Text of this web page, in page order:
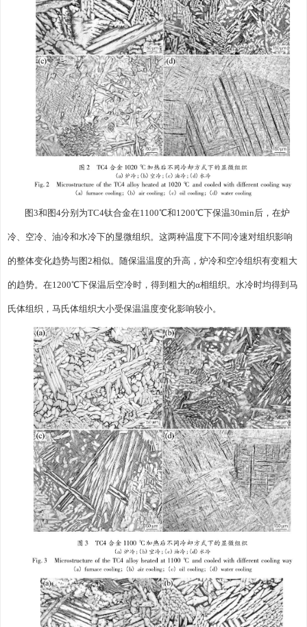
图3和图4分别为TC4钛合金在1100℃和1200℃下保温30min后，在炉
冷、空冷、油冷和水冷下的显微组织。这两种温度下不同冷速对组织影响
的整体变化趋势与图2相似。随保温温度的升高，炉冷和空冷组织有变粗大
的趋势。在1200℃下保温后空冷时，得到粗大的α相组织。水冷时均得到马
氏体组织，马氏体组织大小受保温温度变化影响较小。